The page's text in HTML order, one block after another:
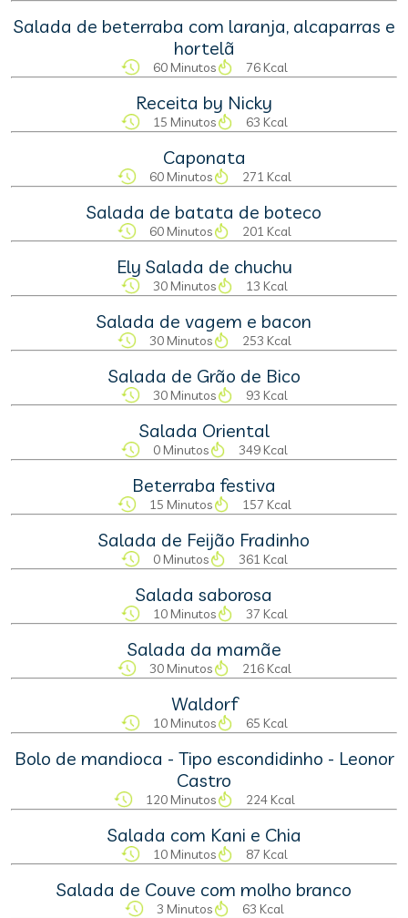
Salada de beterraba com laranja, alcaparras e
hortelã
60 Minutos 76 Kcal
Receita by Nicky
15 Minutos 63 Kcal
Caponata
60 Minutos 271 Kcal
Salada de batata de boteco
60 Minutos 201 Kcal
Ely Salada de chuchu
30 Minutos 13 Kcal
Salada de vagem e bacon
30 Minutos 253 Kcal
Salada de Grão de Bico
30 Minutos 93 Kcal
Salada Oriental
0 Minutos 349 Kcal
Beterraba festiva
15 Minutos 157 Kcal
Salada de Feijão Fradinho
0 Minutos 361 Kcal
Salada saborosa
10 Minutos 37 Kcal
Salada da mamãe
30 Minutos 216 Kcal
Waldorf
10 Minutos 65 Kcal
Bolo de mandioca - Tipo escondidinho - Leonor
Castro
120 Minutos 224 Kcal
Salada com Kani e Chia
10 Minutos 87 Kcal
Salada de Couve com molho branco
3 Minutos 63 Kcal